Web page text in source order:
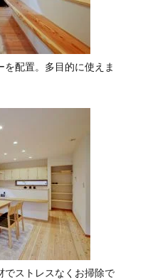
配置。多目的に使えま
でストレスなくお掃除で